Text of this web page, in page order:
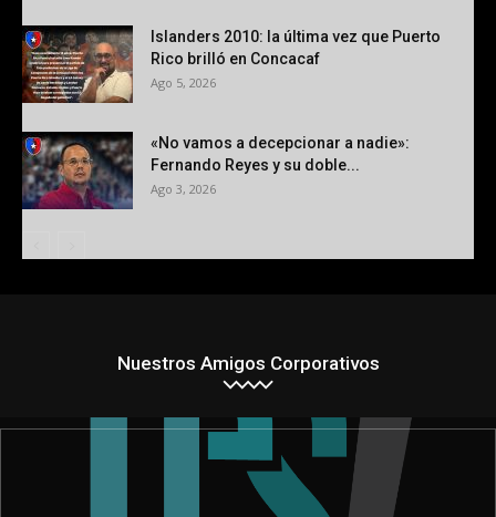
Islanders 2010: la última vez que Puerto
Rico brilló en Concacaf
Ago 5, 2026
«No vamos a decepcionar a nadie»:
Fernando Reyes y su doble...
Ago 3, 2026
Nuestros Amigos Corporativos